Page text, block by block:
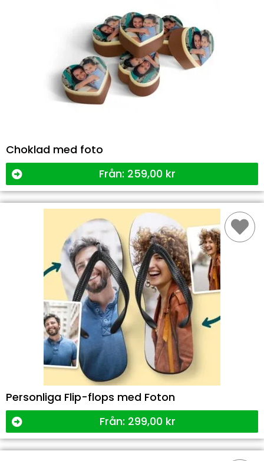
Choklad med foto
Från: 259,00 kr
Personliga Flip-flops med Foton
Från: 299,00 kr